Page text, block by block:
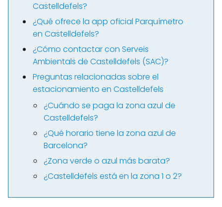
Castelldefels?
¿Qué ofrece la app oficial Parquímetro
en Castelldefels?
¿Cómo contactar con Serveis
Ambientals de Castelldefels (SAC)?
Preguntas relacionadas sobre el
estacionamiento en Castelldefels
¿Cuándo se paga la zona azul de
Castelldefels?
¿Qué horario tiene la zona azul de
Barcelona?
¿Zona verde o azul más barata?
¿Castelldefels está en la zona 1 o 2?